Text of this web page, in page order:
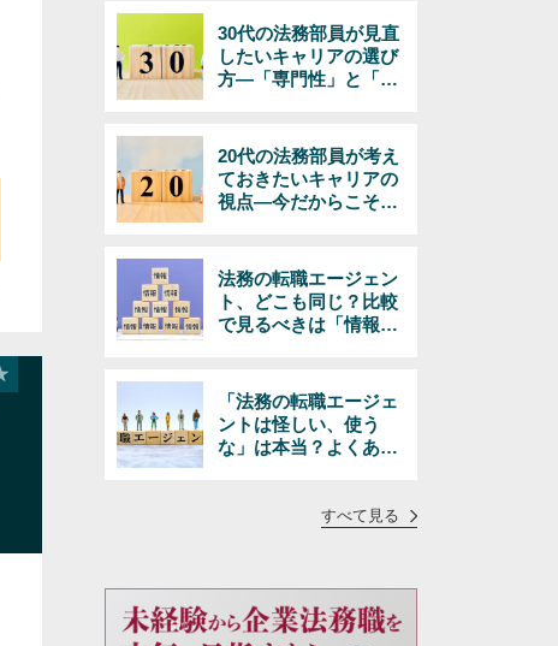
30代の法務部員が見直
したいキャリアの選び
方―「専門性」と「マ
20代の法務部員が考え
ておきたいキャリアの
視点―今だからこそで
法務の転職エージェン
ト、どこも同じ？比較
で見るべきは「情報の
「法務の転職エージェ
ントは怪しい、使う
な」は本当？よくある
すべて見る